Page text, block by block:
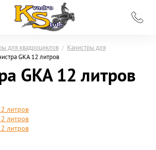
для квадроциклов / Канистры для
GKA 12 литров
GKA 12 литров